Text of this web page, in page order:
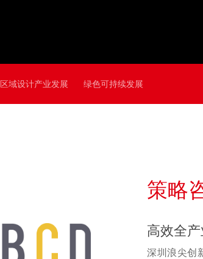
区域设计产业发展 绿色可持续发展
策略
高效全
深圳浪尖创